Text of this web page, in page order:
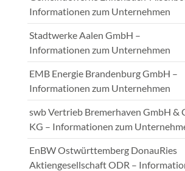
Informationen zum Unternehmen
Stadtwerke Aalen GmbH –
Informationen zum Unternehmen
EMB Energie Brandenburg GmbH –
Informationen zum Unternehmen
swb Vertrieb Bremerhaven GmbH &
KG – Informationen zum
EnBW Ostwürttemberg DonauRies
Aktiengesellschaft ODR –